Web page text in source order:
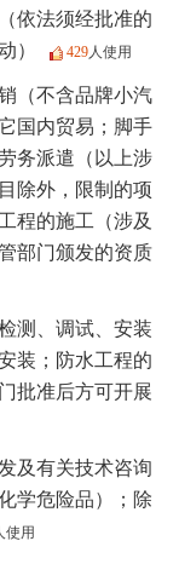
依法须经批准的
）
429人使用
（不含品牌小汽
国内贸易；脚手
务派遣（以上涉
除外，限制的项
程的施工（涉及
部门颁发的资质
测、调试、安装
装；防水工程的
批准后方可开展
及有关技术咨询
学危险品）；除
使用